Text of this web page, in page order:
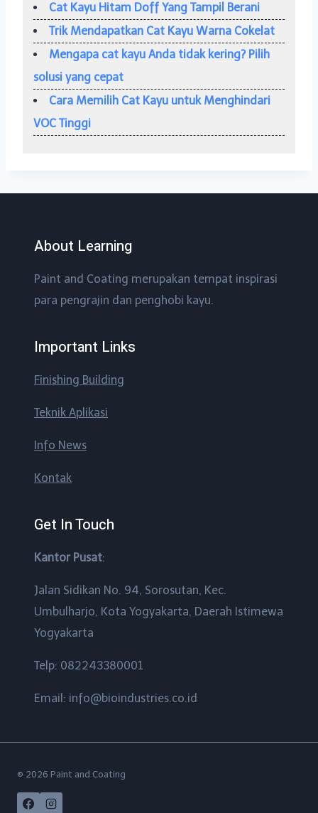
Cat Kayu Hitam Doff Yang Tampil Berani
Trik Mendapatkan Cat Kayu Warna Cokelat
Mengapa cat kayu Anda tidak kering? Pilih
solusi yang cepat
Cara Memilih Cat Kayu untuk Menghindari
VOC Tinggi
About Learning
Paint and Coating merupakan tempat inspirasi
para pengrajin dan penghobi kayu.
Important Links
Finishing Building
Teknik Aplikasi
Info News
Kontak
Get In Touch
Kantor Pusat:
Jalan Sidikan No. 94, Sorosutan, Kec.
Umbulharjo, Kota Yogyakarta, Daerah Istimewa
Yogyakarta
Telp: 082243380001
Email: info@bioindustries.co.id
© 2026 Paint and Coating